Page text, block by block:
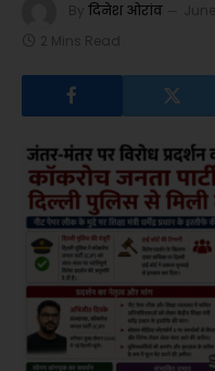
By दिनेश ओरांव
2 Mins Read